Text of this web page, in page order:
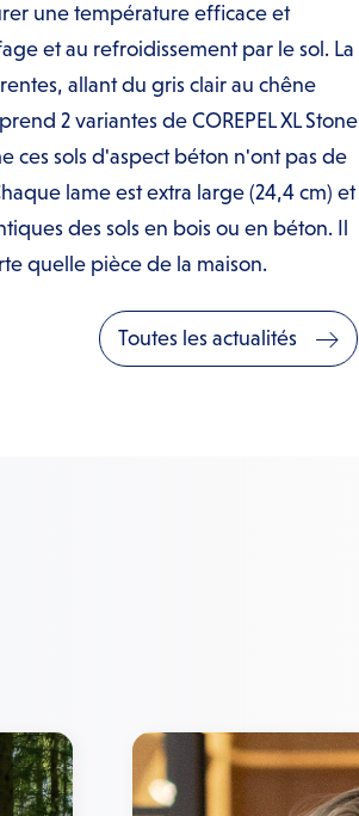
une température efficace et
et au refroidissement par le sol. La
allant du gris clair au chêne
2 variantes de COREPEL XL Stone
ces sols d'aspect béton n'ont pas de
lame est extra large (24,4 cm) et
des sols en bois ou en béton. Il
quelle pièce de la maison.
Toutes les actualités